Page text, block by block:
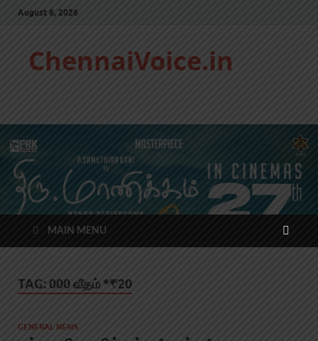
August 6, 2026
ChennaiVoice.in
MAIN MENU
TAG: 000 வீதம் *₹20
GENERAL NEWS